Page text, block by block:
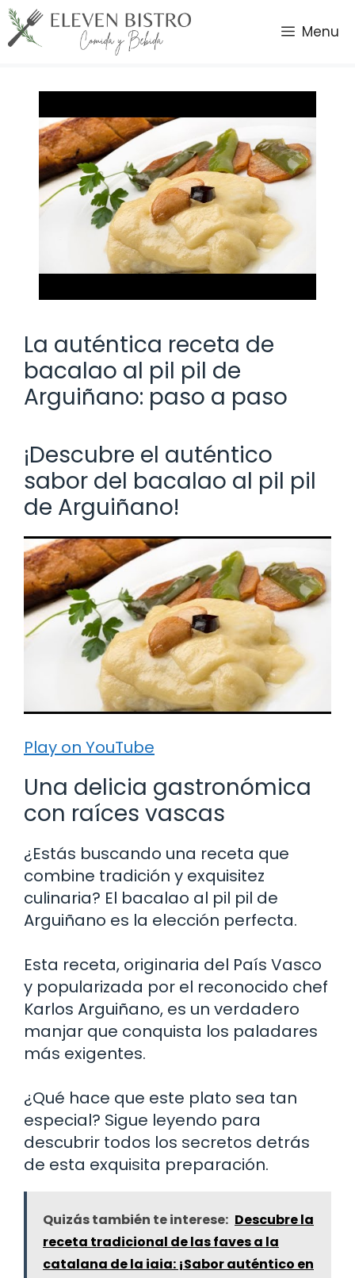
Saltar
al
contenido
Menu
La auténtica receta de
bacalao al pil pil de
Arguiñano: paso a paso
¡Descubre el auténtico
sabor del bacalao al pil pil
de Arguiñano!
Play on YouTube
Una delicia gastronómica
con raíces vascas
¿Estás buscando una receta que
combine tradición y exquisitez
culinaria? El bacalao al pil pil de
Arguiñano es la elección perfecta.
Esta receta, originaria del País Vasco
y popularizada por el reconocido chef
Karlos Arguiñano, es un verdadero
manjar que conquista los paladares
más exigentes.
¿Qué hace que este plato sea tan
especial? Sigue leyendo para
descubrir todos los secretos detrás
de esta exquisita preparación.
Quizás también te interese: Descubre la
receta tradicional de las faves a la
catalana de la iaia: ¡Sabor auténtico en